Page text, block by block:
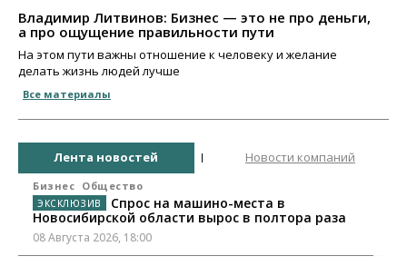
Владимир Литвинов: Бизнес — это не про деньги,
а про ощущение правильности пути
На этом пути важны отношение к человеку и желание
делать жизнь людей лучше
Все материалы
Лента новостей Новости компаний
Бизнес Общество
Спрос на машино-места в
Новосибирской области вырос в полтора раза
08 Августа 2026, 18:00